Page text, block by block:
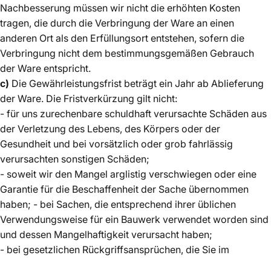
Nachbesserung müssen wir nicht die erhöhten Kosten
tragen, die durch die Verbringung der Ware an einen
anderen Ort als den Erfüllungsort entstehen, sofern die
Verbringung nicht dem bestimmungsgemäßen Gebrauch
der Ware entspricht.
c) Die Gewährleistungsfrist beträgt ein Jahr ab Ablieferung
der Ware. Die Fristverkürzung gilt nicht:
- für uns zurechenbare schuldhaft verursachte Schäden aus
der Verletzung des Lebens, des Körpers oder der
Gesundheit und bei vorsätzlich oder grob fahrlässig
verursachten sonstigen Schäden;
- soweit wir den Mangel arglistig verschwiegen oder eine
Garantie für die Beschaffenheit der Sache übernommen
haben; - bei Sachen, die entsprechend ihrer üblichen
Verwendungsweise für ein Bauwerk verwendet worden sind
und dessen Mangelhaftigkeit verursacht haben;
- bei gesetzlichen Rückgriffsansprüchen, die Sie im